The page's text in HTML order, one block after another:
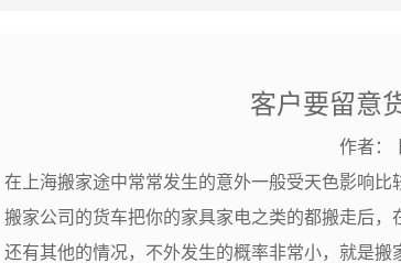
客户要留意
作者：
在上海搬家途中常常发生的意外一般受天色影响
搬家公司的货车把你的家具家电之类的都搬走后
还有其他的情况，不外发生的概率非常小，就是